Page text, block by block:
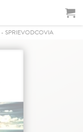
- SPRIEVODCOVIA